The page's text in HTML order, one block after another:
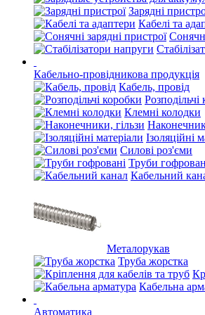
Зарядні
Кабелі та
Кабельно-провідникова продукція
Кабель, провід
Розподільчі
Клемні колодки
Ізоляційні
Силові роз'єми
Труби
Кабельний
Металорукав
Труба жорстка
Кабельна
Автоматика